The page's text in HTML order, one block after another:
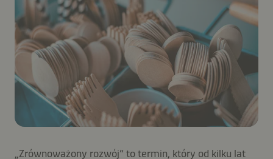
„Zrównoważony rozwój” to termin, który od kilku lat